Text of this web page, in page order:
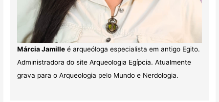
Márcia Jamilleé arqueóloga especialista em antigo Egito.
Administradora do site Arqueologia Egípcia. Atualmente
grava para o Arqueologia pelo Mundo e Nerdologia.